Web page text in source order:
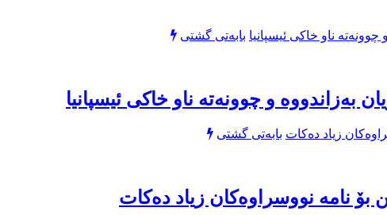
بابەتی گشتی
بابەتی گشتی
بۆ نامە نووسراوەکان زیاد دەکات